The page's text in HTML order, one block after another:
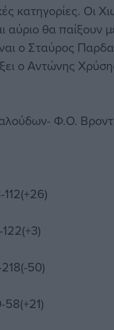
κατηγορίες. Οι
θα παίξουν
ο Σταύρος
ο Αντώνης
Φ.Ο.
50)